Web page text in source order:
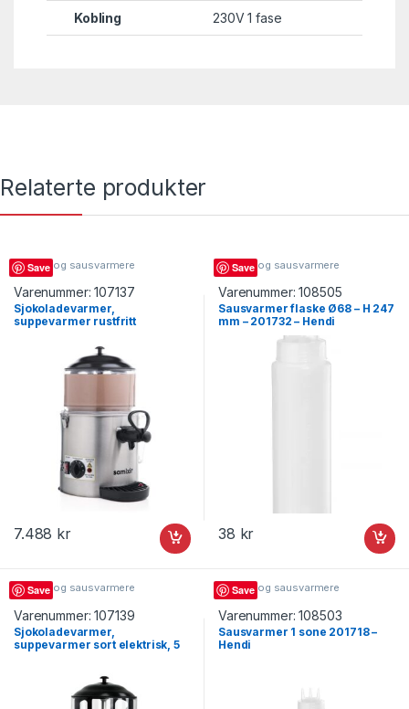
Kobling 230V 1 fase
Relaterte produkter
Save
Suppe- og sausvarmere
Varenummer:107137
Sjokoladevarmer,
suppevarmer rustfritt
7.488 kr
Save
Suppe- og sausvarmere
Varenummer:108505
Sausvarmer flaske Ø68 – H 247
mm – 201732 – Hendi
38 kr
Save
Suppe- og sausvarmere
Varenummer:107139
Sjokoladevarmer,
suppevarmer sort elektrisk, 5
Save
Suppe- og sausvarmere
Varenummer:108503
Sausvarmer 1 sone 201718 –
Hendi